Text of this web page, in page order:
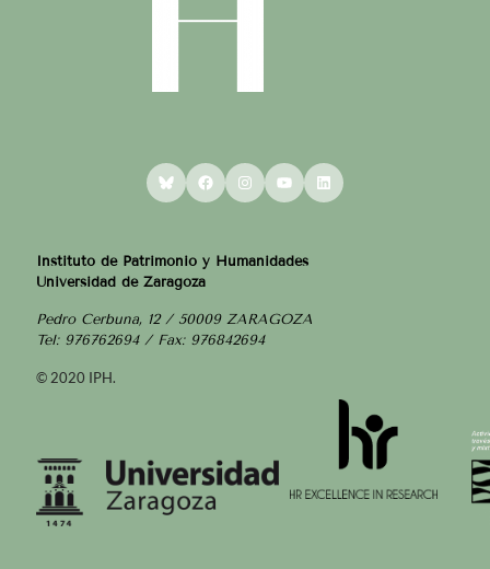
BlueskyFacebookInstagram
YouTubeLinkedIn
Instituto de Patrimonio y Humanidades
Universidad de Zaragoza
Pedro Cerbuna, 12 / 50009 ZARAGOZA
Tel: 976762694 / Fax: 976842694
© 2020 IPH.